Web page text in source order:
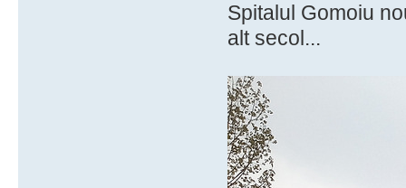
Spitalul Gomoiu
alt secol...